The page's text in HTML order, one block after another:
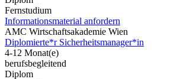
Fernstudium
Informationsmaterial anfordern
AMC Wirtschaftsakademie Wien
Diplomierte*r Sicherheitsmanager*in
4-12 Monat(e)
berufsbegleitend
Diplom